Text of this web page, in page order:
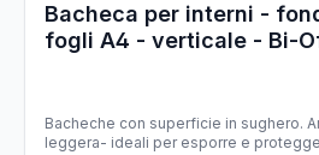
Bacheca per interni -
fogli A4 - verticale - Bi-
Bacheche con superficie in sughero.
leggera- ideali per esporre e